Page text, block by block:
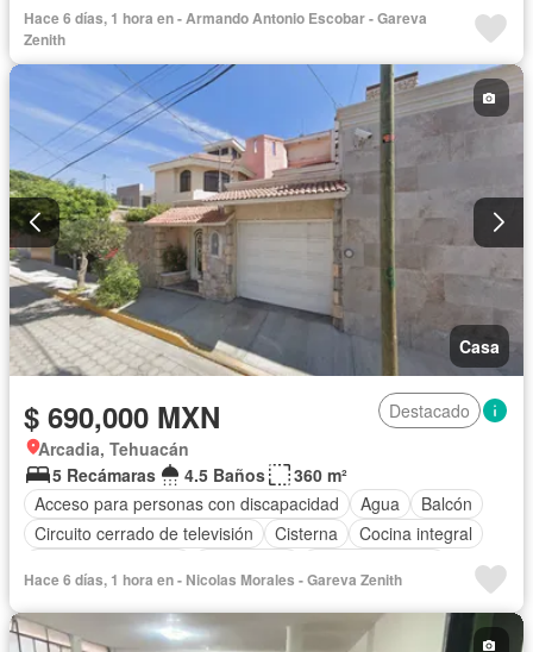
Recámara con closet
Wifi Calefacción
Agua
Aire acondicionado
Hace 6 días, 1 hora en - Armando Antonio Escobar - Gareva
Zenith
Casa
$ 690,000 MXN
Destacado
Arcadia, Tehuacán
5 Recámaras
4.5 Baños
360 m²
Acceso para personas con discapacidad
Agua
Balcón
Circuito cerrado de televisión
Cisterna
Cocina integral
Gas natural
Internet Jacuzzi
Recámara con closet
Televisión por cable
Wifi Zonas verdes
Hace 6 días, 1 hora en - Nicolas Morales - Gareva Zenith